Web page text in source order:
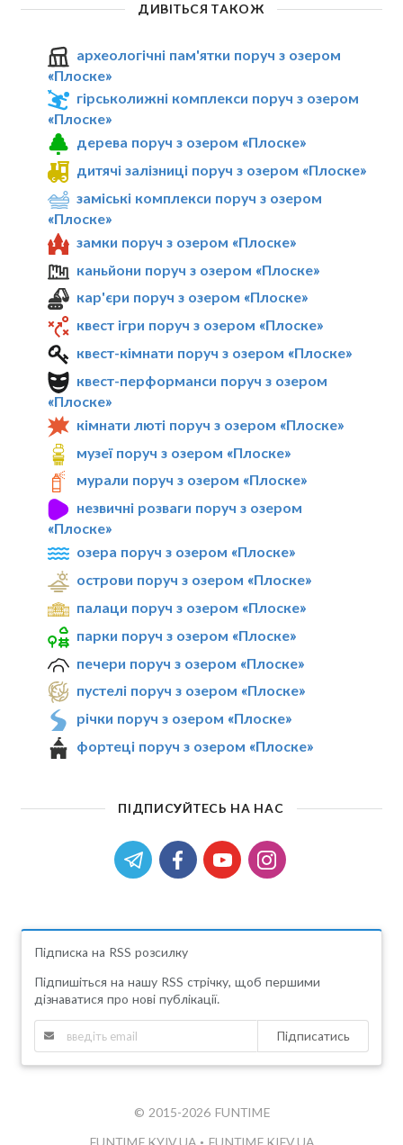
ДИВІТЬСЯ ТАКОЖ
археологічні пам'ятки поруч з озером
«Плоске»
гірськолижні комплекси поруч з озером
«Плоске»
дерева поруч з озером «Плоске»
дитячі залізниці поруч з озером «Плоске»
заміські комплекси поруч з озером
«Плоске»
замки поруч з озером «Плоске»
каньйони поруч з озером «Плоске»
кар'єри поруч з озером «Плоске»
квест ігри поруч з озером «Плоске»
квест-кімнати поруч з озером «Плоске»
квест-перформанси поруч з озером
«Плоске»
кімнати люті поруч з озером «Плоске»
музеї поруч з озером «Плоске»
мурали поруч з озером «Плоске»
незвичні розваги поруч з озером
«Плоске»
озера поруч з озером «Плоске»
острови поруч з озером «Плоске»
палаци поруч з озером «Плоске»
парки поруч з озером «Плоске»
печери поруч з озером «Плоске»
пустелі поруч з озером «Плоске»
річки поруч з озером «Плоске»
фортеці поруч з озером «Плоске»
ПІДПИСУЙТЕСЬ НА НАС
Підписка на RSS розсилку
Підпишіться на нашу RSS стрічку, щоб першими
дізнаватися про нові публікації.
Підписатись
© 2015-2026 FUNTIME